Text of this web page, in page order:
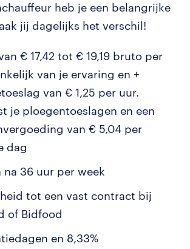
heb je een belangrijke
jij dagelijks het verschil!
€ 17,42 tot € 19,19 bruto per
van je ervaring en +
van € 1,25 per uur.
je ploegentoeslagen en een
van € 5,04 per
dag
na 36 uur per week
tot een vast contract bij
of Bidfood
en 8,33%